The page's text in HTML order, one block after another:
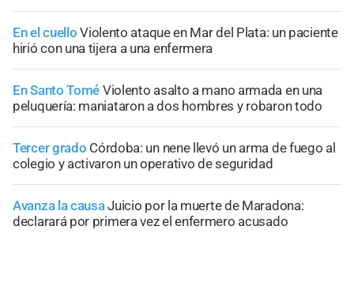
En el cuello Violento ataque en Mar del Plata: un paciente
hirió con una tijera a una enfermera
En Santo Tomé Violento asalto a mano armada en una
peluquería: maniataron a dos hombres y robaron todo
Tercer grado Córdoba: un nene llevó un arma de fuego al
colegio y activaron un operativo de seguridad
Avanza la causaJuicio por la muerte de Maradona:
declarará por primera vez el enfermero acusado